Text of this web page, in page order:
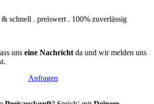
schnell . preiswert . 100% zuverlässig
uns eine Nachricht da und wir melden uns
Anfragen